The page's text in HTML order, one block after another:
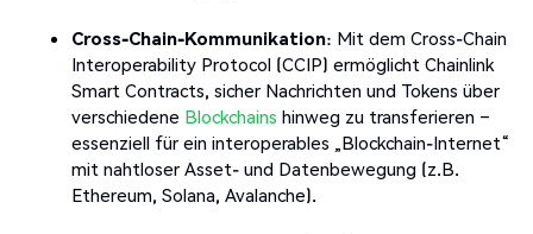
Cross-Chain-Kommunikation: Mit dem Cross-Chain
Interoperability Protocol (CCIP) ermöglicht Chainlink
Smart Contracts, sicher Nachrichten und Tokens über
verschiedene Blockchains hinweg zu transferieren –
essenziell für ein interoperables „Blockchain-Internet“
mit nahtloser Asset- und Datenbewegung (z.B.
Ethereum, Solana, Avalanche).